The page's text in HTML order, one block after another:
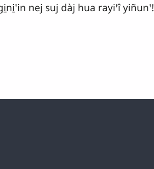
nej suj dàj hua rayiꞌî yiñunꞌ!